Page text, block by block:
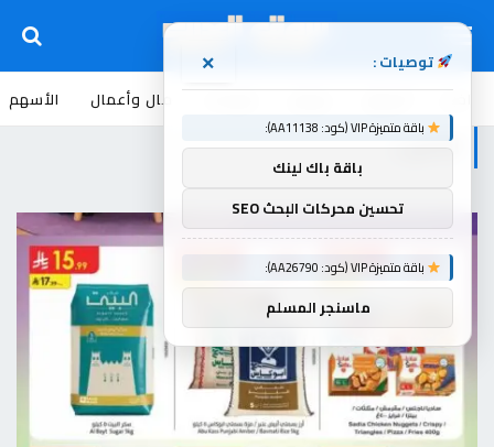
اخبار أسواق عروض منوعات مال وأعمال الأسهم
الدانوب
توصيات : ×
باقة متميزة VIP (كود: AA11138):
باقة باك لينك
تحسين محركات البحث SEO
باقة متميزة VIP (كود: AA26790):
ماسنجر المسلم